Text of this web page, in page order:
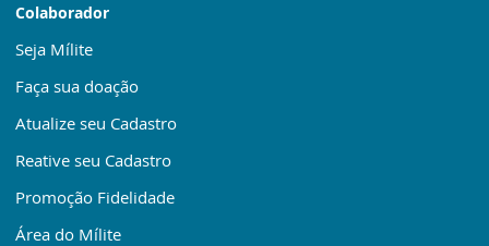
Colaborador
Seja Mílite
Faça sua doação
Atualize seu Cadastro
Reative seu Cadastro
Promoção Fidelidade
Área do Mílite